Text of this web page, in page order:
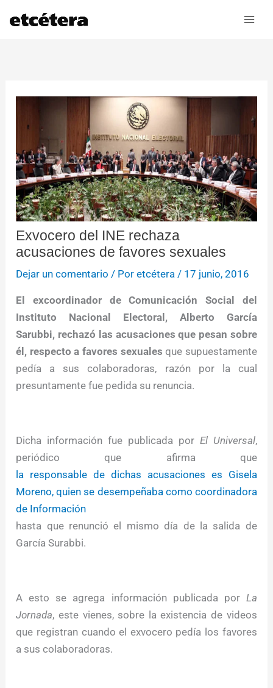
Exvocero del INE rechaza
acusaciones de favores sexuales
Dejar un comentario / Poretcétera / 17 junio, 2016
El excoordinador de Comunicación Social del
Instituto Nacional Electoral, Alberto García
Sarubbi, rechazó las acusaciones que pesan sobre
él, respecto a favores sexualesque supuestamente
pedía a sus colaboradoras, razón por la cual
presuntamente fue pedida su renuncia.
Dicha información fue publicada por El Universal,
periódico que afirma que
la responsable de dichas acusaciones es Gisela
Moreno, quien se desempeñaba como coordinadora
de Información
hasta que renunció el mismo día de la salida de
García Surabbi.
A esto se agrega información publicada por La
Jornada, este vienes, sobre la existencia de videos
que registran cuando el exvocero pedía los favores
a sus colaboradoras.